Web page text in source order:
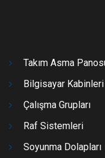
Takım Asma
Bilgisayar Kabinleri
Çalışma Grupları
Raf Sistemleri
Soyunma Dolapları